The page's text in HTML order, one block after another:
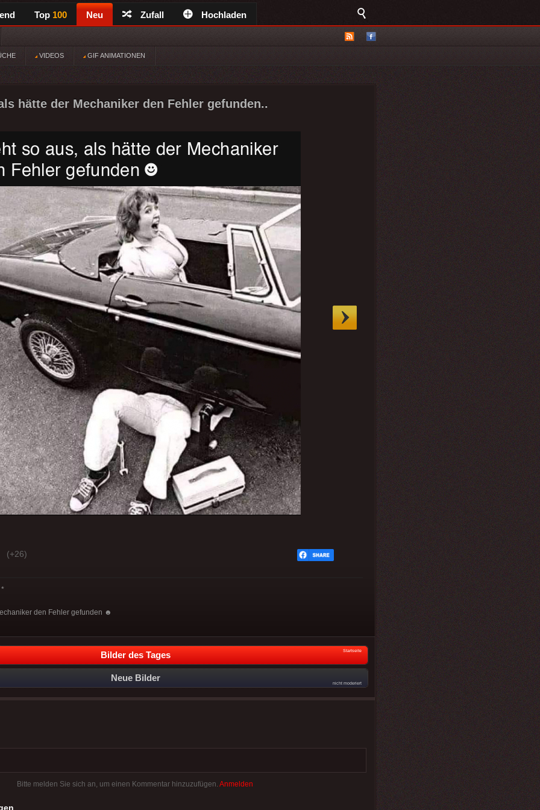
Top 100 Neu Zufall Hochladen
VIDEOS GIF ANIMATIONEN
hätte der Mechaniker den Fehler gefunden..
(+26)
den Fehler gefunden ☻
Bilder des Tages Startseite
Neue Bilder
nicht moderiert
Bitte melden Sie sich an, um einen Kommentar hinzuzufügen. Anmelden